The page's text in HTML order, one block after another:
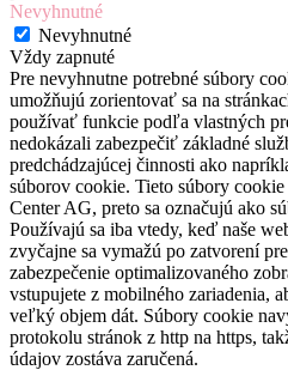
Nevyhnutné
Nevyhnutné
Vždy zapnuté
Pre nevyhnutne potrebné súbory
umožňujú zorientovať sa na
používať funkcie podľa vlastných
nedokázali zabezpečiť základné
predchádzajúcej činnosti ako
súborov cookie. Tieto súbory
Center AG, preto sa označujú ako
Používajú sa iba vtedy, keď naše
zvyčajne sa vymažú po zatvorení
zabezpečenie optimalizovaného
vstupujete z mobilného zariadenia,
veľký objem dát. Súbory cookie
protokolu stránok z http na https,
údajov zostáva zaručená.